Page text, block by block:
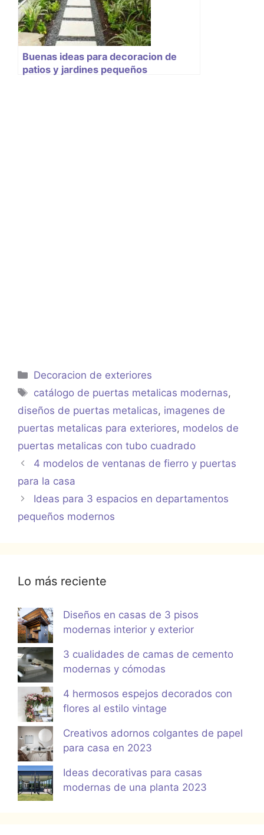
Buenas ideas para decoracion de
patios y jardines pequeños
Categorías
Decoracion de exteriores
Etiquetas
catálogo de puertas metalicas modernas,
diseños de puertas metalicas, imagenes de
puertas metalicas para exteriores, modelos de
puertas metalicas con tubo cuadrado
4 modelos de ventanas de fierro y puertas
para la casa
Ideas para 3 espacios en departamentos
pequeños modernos
Lo más reciente
Diseños en casas de 3 pisos
modernas interior y exterior
3 cualidades de camas de cemento
modernas y cómodas
4 hermosos espejos decorados con
flores al estilo vintage
Creativos adornos colgantes de papel
para casa en 2023
Ideas decorativas para casas
modernas de una planta 2023